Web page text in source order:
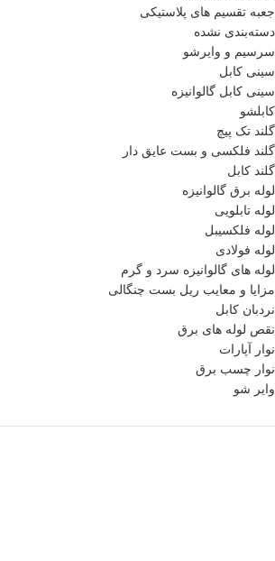
جعبه تقسیم های پلاستیکی
دسته‌بندی نشده
سرسیم و وایرشو
سینی کابل
سینی کابل گالوانیزه
کابلشو
گلند تک پیچ
گلند فلكسی و بست عایق دار
گلند کابل
لوله برق گالوانیزه
لوله تابلویی
لوله فلکسیبل
لوله فولادی
لوله های گالوانیزه سرد و گرم
مزایا و معایب ریل بست چنگالی
نردبان کابل
نقص لوله های برق
نوار آپارات
نوار چسب برق
وایر شو